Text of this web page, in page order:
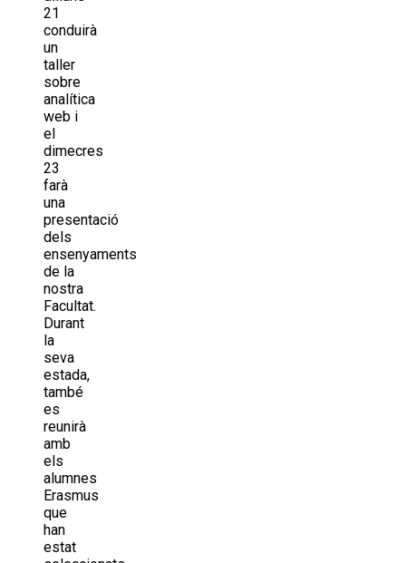
21
conduirà
un
taller
sobre
analítica
web i
el
dimecres
23
farà
una
presentació
dels
ensenyaments
de la
nostra
Facultat.
Durant
la
seva
estada,
també
es
reunirà
amb
els
alumnes
Erasmus
que
han
estat